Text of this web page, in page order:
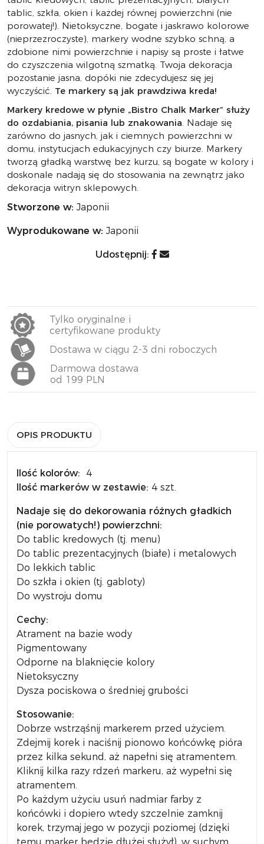
tablic, szkła, okien i każdej równej powierzchni (nie
porowatej!). Nietoksyczne, bogate i jaskrawo kolorowe
(nieprzezroczyste), markery wodne szybko schną, a
zdobione nimi powierzchnie i napisy są proste i łatwe
do czyszczenia wilgotną szmatką. Twoja dekoracja
pozostanie jasna, dopóki nie zdecydujesz się jej
wyczyścić. Te markery są jak prawdziwa kreda!
Markery kredowe w płynie „Bistro Chalk Marker” służy
do ozdabiania, pisania lub znakowania. Nadaje się
zarówno do jasnych, jak i ciemnych powierzchni w
domu, instytucjach edukacyjnych czy biurze. Markery
tworzą gładką warstwę bez kurzu, są bogate w kolory i
doskonale nadają się do stosowania na zewnątrz jako
dekoracja witryn sklepowych.
Stworzone w: Japonii
Wyprodukowane w: Japonii
Udostępnij:
Tylko oryginalne i
certyfikowane produkty
Dostawa w ciągu 2-3 dni roboczych
Darmowa dostawa
od 199 PLN
OPIS PRODUKTU
Ilość kolorów: 4
Ilość markerów w zestawie: 4 szt.
Nadaje się do dekorowania różnych gładkich
(nie porowatych!) powierzchni:
Do tablic kredowych (tj. menu)
Do tablic prezentacyjnych (białe) i metalowych
Do lekkich tablic
Do szkła i okien (tj. gabloty)
Do wystroju domu
Cechy:
Atrament na bazie wody
Pigmentowany
Odporne na blaknięcie kolory
Nietoksyczny
Dysza pociskowa o średniej grubości
Stosowanie:
Dobrze wstrząśnij markerem przed użyciem.
Zdejmij korek i naciśnij pionowo końcówkę pióra
przez kilka sekund, aż napełni się atramentem.
Kliknij kilka razy rdzeń markeru, aż wypełni się
atramentem.
Po każdym użyciu usuń nadmiar farby z
końcówki i dopiero wtedy szczelnie zamknij
korek, trzymaj jego w pozycji poziomej (dzięki